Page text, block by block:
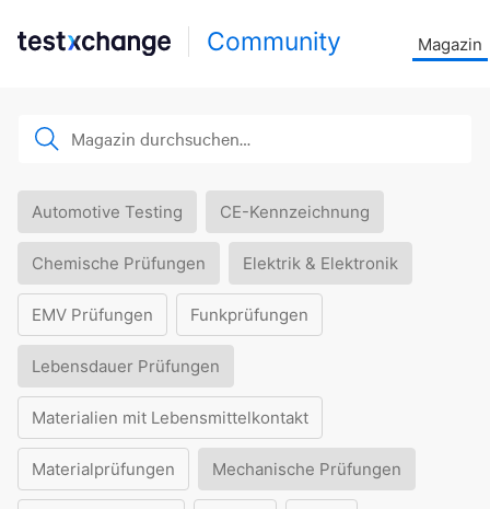
Community Magazin
Automotive Testing CE-Kennzeichnung
Chemische Prüfungen Elektrik & Elektronik
EMV Prüfungen Funkprüfungen
Lebensdauer Prüfungen
Materialien mit Lebensmittelkontakt
Materialprüfungen Mechanische Prüfungen